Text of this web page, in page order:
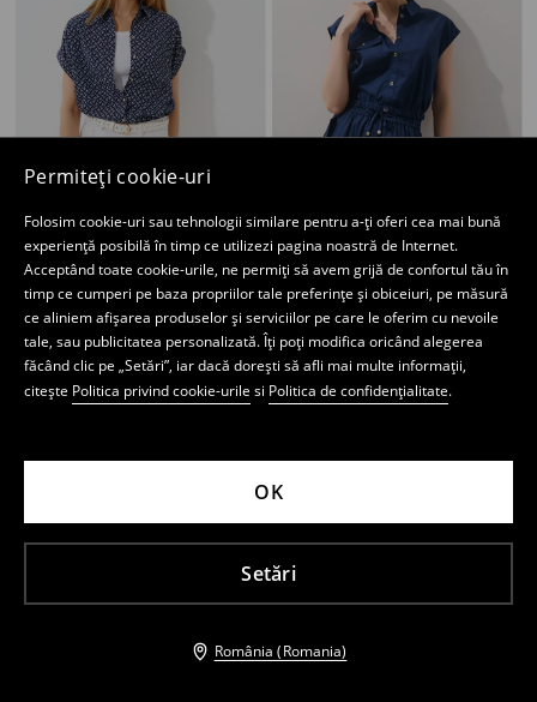
Permiteți cookie-uri
Folosim cookie-uri sau tehnologii similare pentru a-ți oferi cea mai bună
experiență posibilă în timp ce utilizezi pagina noastră de Internet.
Acceptând toate cookie-urile, ne permiți să avem grijă de confortul tău în
timp ce cumperi pe baza propriilor tale preferințe și obiceiuri, pe măsură
ce aliniem afișarea produselor și serviciilor pe care le oferim cu nevoile
tale, sau publicitatea personalizată. Îți poți modifica oricând alegerea
făcând clic pe „Setări”, iar dacă dorești să afli mai multe informații,
citește Politica privind cookie-urile si Politica de confidențialitate.
Setări
OK
România (Romania)
STOC REDUS
59,99 RON
Preț întreg 109,99 RON
-45%
Cel mai mic preț din ultimele 30 de zile
79,99 RON -25%
Cămașă cu mâneci scurte
recenzii (29)
69,99 RON
Preț întreg 129,99 RON -46%
Cel mai mic preț din ultimele 30 de zile
89,99 RON
-22%